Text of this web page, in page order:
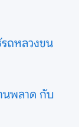
ถหลวงขน
นพลาด กับ